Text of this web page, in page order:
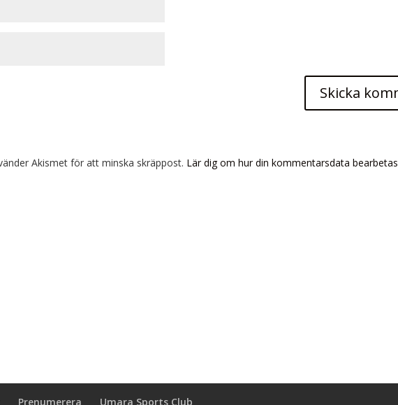
Akismet för att minska skräppost. Lär dig om hur din kommentarsdata bearbetas
Prenumerera Umara Sports Club